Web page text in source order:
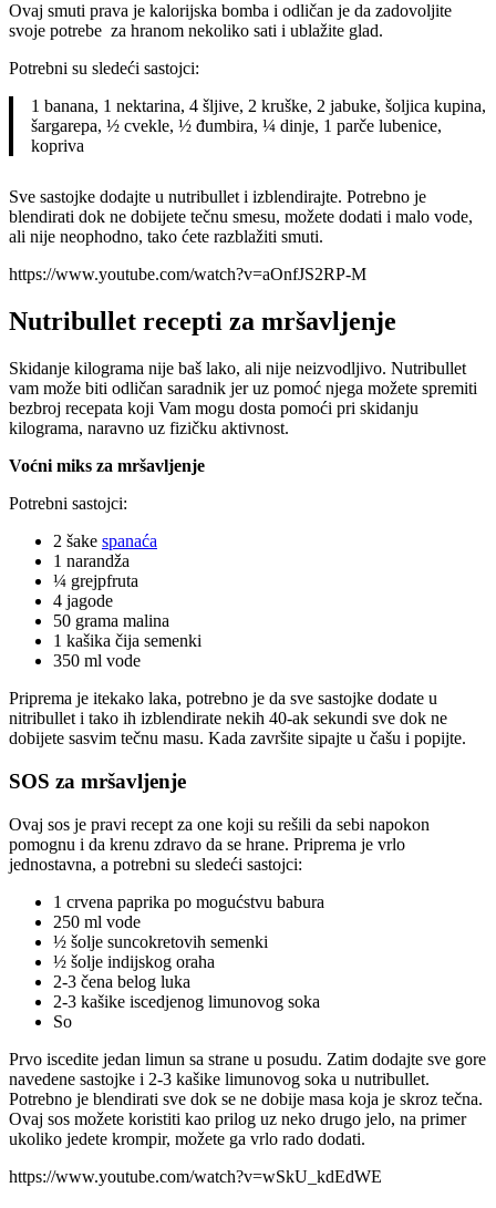
Ovaj smuti prava je kalorijska bomba i odličan je da zadovoljite
svoje potrebe za hranom nekoliko sati i ublažite glad.
Potrebni su sledeći sastojci:
1 banana, 1 nektarina, 4 šljive, 2 kruške, 2 jabuke, šoljica kupina,
šargarepa, ½ cvekle, ½ đumbira, ¼ dinje, 1 parče lubenice,
kopriva
Sve sastojke dodajte u nutribullet i izblendirajte. Potrebno je
blendirati dok ne dobijete tečnu smesu, možete dodati i malo vode,
ali nije neophodno, tako ćete razblažiti smuti.
https://www.youtube.com/watch?v=aOnfJS2RP-M
Nutribullet recepti za mršavljenje
Skidanje kilograma nije baš lako, ali nije neizvodljivo. Nutribullet
vam može biti odličan saradnik jer uz pomoć njega možete spremiti
bezbroj recepata koji Vam mogu dosta pomoći pri skidanju
kilograma, naravno uz fizičku aktivnost.
Voćni miks za mršavljenje
Potrebni sastojci:
2 šake spanaća
1 narandža
¼ grejpfruta
4 jagode
50 grama malina
1 kašika čija semenki
350 ml vode
Priprema je itekako laka, potrebno je da sve sastojke dodate u
nitribullet i tako ih izblendirate nekih 40-ak sekundi sve dok ne
dobijete sasvim tečnu masu. Kada završite sipajte u čašu i popijte.
SOS za mršavljenje
Ovaj sos je pravi recept za one koji su rešili da sebi napokon
pomognu i da krenu zdravo da se hrane. Priprema je vrlo
jednostavna, a potrebni su sledeći sastojci:
1 crvena paprika po mogućstvu babura
250 ml vode
½ šolje suncokretovih semenki
½ šolje indijskog oraha
2-3 čena belog luka
2-3 kašike iscedjenog limunovog soka
So
Prvo iscedite jedan limun sa strane u posudu. Zatim dodajte sve gore
navedene sastojke i 2-3 kašike limunovog soka u nutribullet.
Potrebno je blendirati sve dok se ne dobije masa koja je skroz tečna.
Ovaj sos možete koristiti kao prilog uz neko drugo jelo, na primer
ukoliko jedete krompir, možete ga vrlo rado dodati.
https://www.youtube.com/watch?v=wSkU_kdEdWE